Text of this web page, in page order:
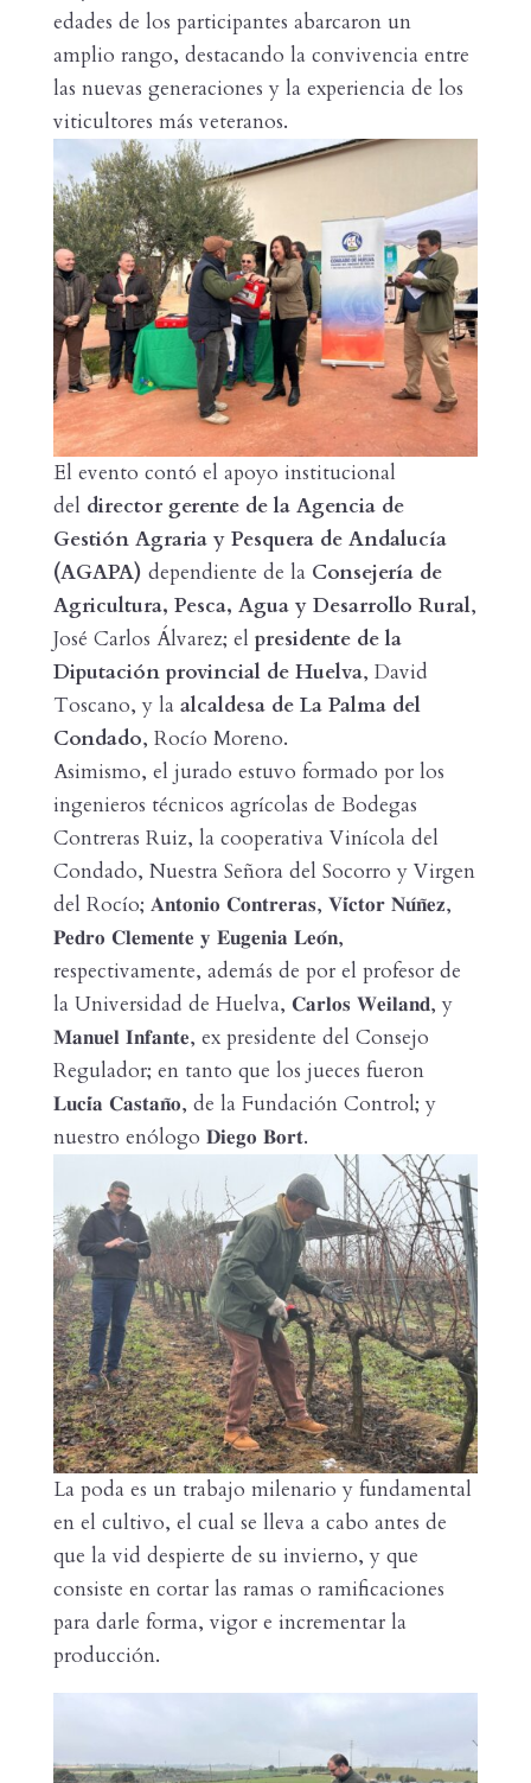
edades de los participantes abarcaron un
amplio rango, destacando la convivencia entre
las nuevas generaciones y la experiencia de los
viticultores más veteranos.
El evento contó el apoyo institucional
del director gerente de la Agencia de
Gestión Agraria y Pesquera de Andalucía
(AGAPA) dependiente de la Consejería de
Agricultura, Pesca, Agua y Desarrollo Rural,
José Carlos Álvarez; el presidente de la
Diputación provincial de Huelva, David
Toscano, y la alcaldesa de La Palma del
Condado, Rocío Moreno.
Asimismo, el jurado estuvo formado por los
ingenieros técnicos agrícolas de Bodegas
Contreras Ruiz, la cooperativa Vinícola del
Condado, Nuestra Señora del Socorro y Virgen
del Rocío; 𝐀𝐧𝐭𝐨𝐧𝐢𝐨 𝐂𝐨𝐧𝐭𝐫𝐞𝐫𝐚𝐬, 𝐕𝐢́𝐜𝐭𝐨𝐫 𝐍𝐮́𝐧̃𝐞𝐳,
𝐏𝐞𝐝𝐫𝐨 𝐂𝐥𝐞𝐦𝐞𝐧𝐭𝐞 𝐲 𝐄𝐮𝐠𝐞𝐧𝐢𝐚 𝐋𝐞𝐨́𝐧,
respectivamente, además de por el profesor de
la Universidad de Huelva, 𝐂𝐚𝐫𝐥𝐨𝐬 𝐖𝐞𝐢𝐥𝐚𝐧𝐝, y
𝐌𝐚𝐧𝐮𝐞𝐥 𝐈𝐧𝐟𝐚𝐧𝐭𝐞, ex presidente del Consejo
Regulador; en tanto que los jueces fueron
𝐋𝐮𝐜𝐢́𝐚 𝐂𝐚𝐬𝐭𝐚𝐧̃𝐨, de la Fundación Control; y
nuestro enólogo 𝐃𝐢𝐞𝐠𝐨 𝐁𝐨𝐫𝐭.
La poda es un trabajo milenario y fundamental
en el cultivo, el cual se lleva a cabo antes de
que la vid despierte de su invierno, y que
consiste en cortar las ramas o ramificaciones
para darle forma, vigor e incrementar la
producción.